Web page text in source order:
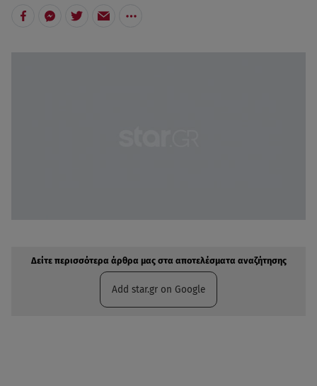
Δείτε περισσότερα άρθρα μας στα αποτελέσματα αναζήτησης
Add star.gr on Google